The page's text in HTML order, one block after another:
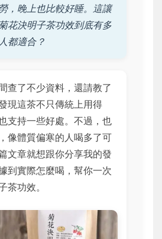
，晚上也比較好睡。這讓
花決明子茶功效到底有多
都適合？
查了不少資料，還請教了
現這茶不只傳統上用得
支持一些好處。不過，也
像體質偏寒的人喝多了可
文章就想跟你分享我的發
到實際怎麼喝，幫你一次
茶功效。